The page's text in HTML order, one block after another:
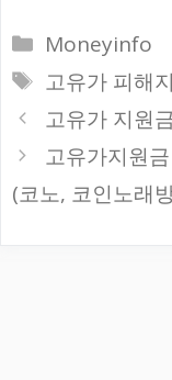
카
테
리
Moneyinfo
태
그
고유가 피해
고유가 지원
고유가지원
(코노, 코인노래